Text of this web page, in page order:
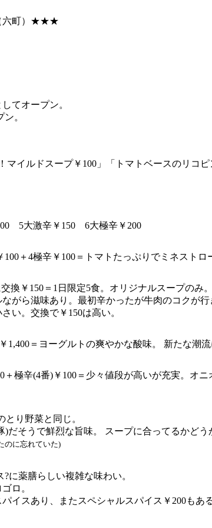
（六町）★★★
てオープン。
。
イルドスープ￥100」「トマトベースのリコ
5大激辛￥150 6大極辛￥200
＋4極辛￥100＝トマトたっぷりでミネストロ
換￥150＝1日限定5食。オリジナルスープのみ。
がら滋味あり。最初辛かったが牛肉のコクが行
い。交換で￥150は高い。
＝ヨーグルトの爽やかな酸味。 新たな潮流
極辛(4番)￥100＝少々値段が高いが充実。オ
とり野菜と同じ。
だそうで鮮烈な旨味。 スープに合ってるかどう
のに忘れていた)
に薬膳らしい複雑な味わい。
ロ。
イスあり、またスペシャルスパイス￥200もあ